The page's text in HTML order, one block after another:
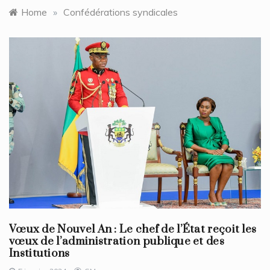
Home » Confédérations syndicales
Vœux de Nouvel An : Le chef de l’État reçoit les
vœux de l’administration publique et des
Institutions